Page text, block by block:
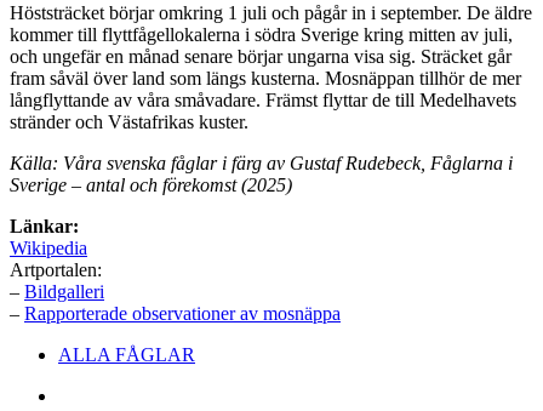
Höststräcket börjar omkring 1 juli och pågår in i september. De äldre
kommer till flyttfågellokalerna i södra Sverige kring mitten av juli,
och ungefär en månad senare börjar ungarna visa sig. Sträcket går
fram såväl över land som längs kusterna. Mosnäppan tillhör de mer
långflyttande av våra småvadare. Främst flyttar de till Medelhavets
stränder och Västafrikas kuster.
Källa: Våra svenska fåglar i färg av Gustaf Rudebeck, Fåglarna i
Sverige – antal och förekomst (2025)
Länkar:
Wikipedia
Artportalen:
– Bildgalleri
– Rapporterade observationer av mosnäppa
Sidfotsmeny
ALLA FÅGLAR